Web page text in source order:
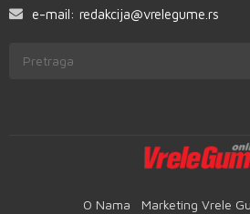
e-mail: redakcija@vrelegume.rs
O Nama Marketing Vrele